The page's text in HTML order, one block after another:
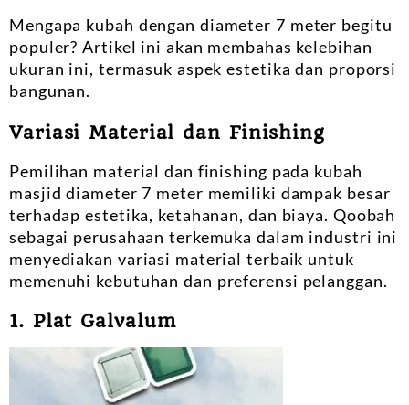
Mengapa kubah dengan diameter 7 meter begitu
populer? Artikel ini akan membahas kelebihan
ukuran ini, termasuk aspek estetika dan proporsi
bangunan.
Variasi Material dan Finishing
Pemilihan material dan finishing pada kubah
masjid diameter 7 meter memiliki dampak besar
terhadap estetika, ketahanan, dan biaya. Qoobah
sebagai perusahaan terkemuka dalam industri ini
menyediakan variasi material terbaik untuk
memenuhi kebutuhan dan preferensi pelanggan.
1. Plat Galvalum